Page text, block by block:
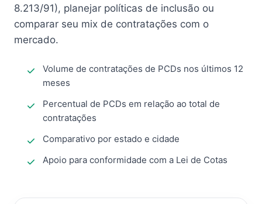
8.213/91), planejar políticas de inclusão ou
comparar seu mix de contratações com o
mercado.
Volume de contratações de PCDs nos últimos 12
meses
Percentual de PCDs em relação ao total de
contratações
Comparativo por estado e cidade
Apoio para conformidade com a Lei de Cotas